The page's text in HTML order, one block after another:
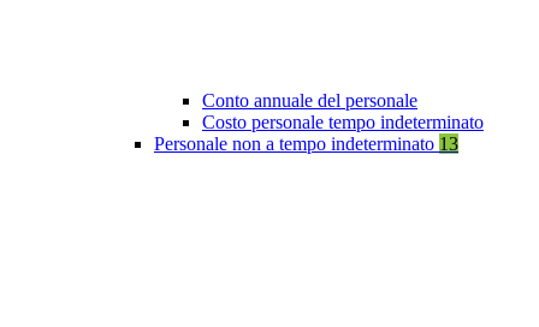
Conto annuale del personale
Costo personale tempo indeterminato
Personale non a tempo indeterminato 13